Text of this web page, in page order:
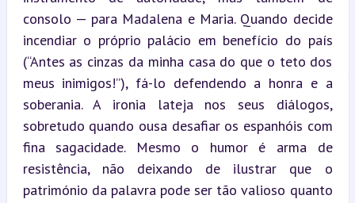
consolo — para Madalena e Maria. Quando decide
incendiar o próprio palácio em benefício do país
(“Antes as cinzas da minha casa do que o teto dos
meus inimigos!”), fá-lo defendendo a honra e a
soberania. A ironia lateja nos seus diálogos,
sobretudo quando ousa desafiar os espanhóis com
fina sagacidade. Mesmo o humor é arma de
resistência, não deixando de ilustrar que o
património da palavra pode ser tão valioso quanto